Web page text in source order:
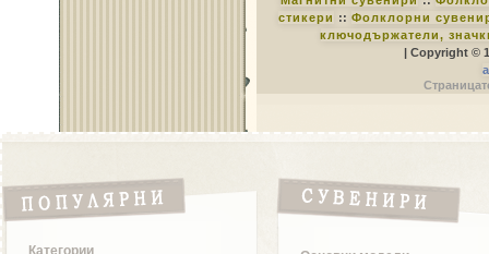
стикери :: Фолклорни
ключодържатели,
| Copyright ©